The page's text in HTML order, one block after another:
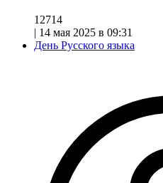
12714
| 14 мая 2025 в 09:31
День Русского языка